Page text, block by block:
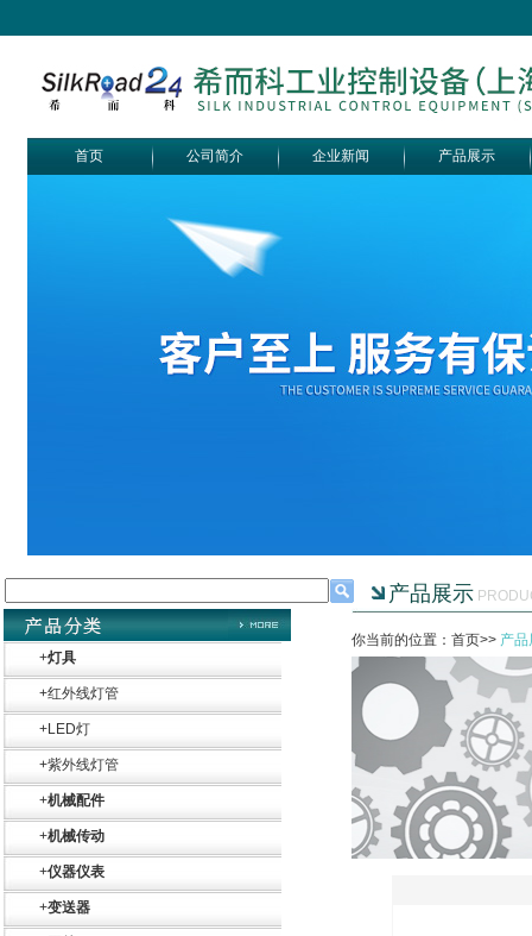
首页 公司简介 企业新闻 产品展示
+灯具
+红外线灯管
+LED灯
+紫外线灯管
+机械配件
+机械传动
+仪器仪表
+变送器
产品展示
你当前的位置：首页>> 产品